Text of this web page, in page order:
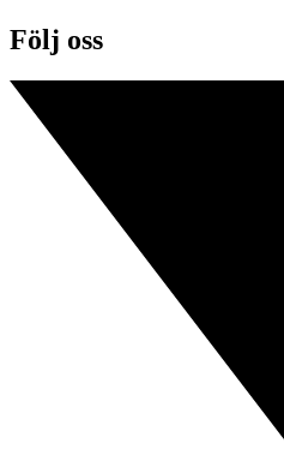
Följ oss